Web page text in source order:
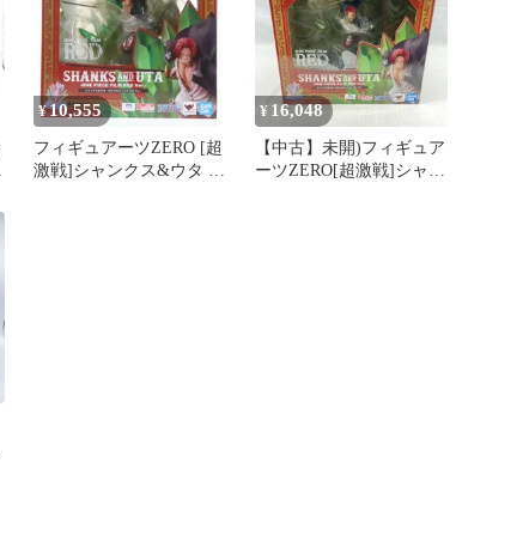
¥10,555
フィギュアーツZERO [超
激戦]シャンクス&ウタ -
¥ 16,048
【中古】未開)フィギュア
ーツZERO[超激戦]シャン